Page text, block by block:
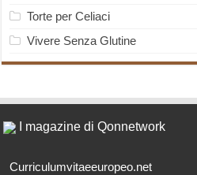
Torte per Celiaci
Vivere Senza Glutine
I magazine di Qonnetwork
Curriculumvitaeeuropeo.net